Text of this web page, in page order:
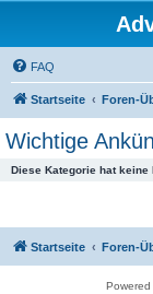
FAQ
Startseite Foren-
Wichtige
Diese Kategorie hat keine
Startseite Foren-
Powered